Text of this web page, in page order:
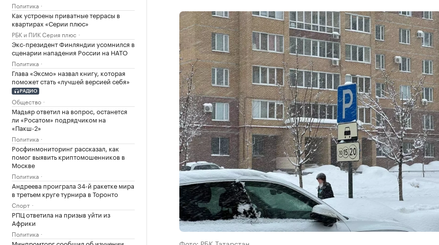
Политика
Как устроены приватные террасы в
квартирах «Серии плюс»
РБК и ПИК Серия плюс
Экс-президент Финляндии усомнился в
сценарии нападения России на НАТО
Политика
Глава «Эксмо» назвал книгу, которая
поможет стать «лучшей версией себя»
РАДИО
Общество
Мадьяр ответил на вопрос, останется
ли «Росатом» подрядчиком на
«Пакш-2»
Политика
Росфинмониторинг рассказал, как
помог выявить криптомошенников в
Москве
Политика
Андреева проиграла 34-й ракетке мира
в третьем круге турнира в Торонто
Спорт
РПЦ ответила на призыв уйти из
Африки
Политика
Минпромторг сообщил об изучении